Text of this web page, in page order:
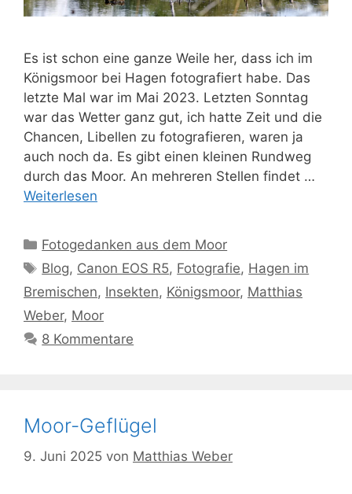
Es ist schon eine ganze Weile her, dass ich im
Königsmoor bei Hagen fotografiert habe. Das
letzte Mal war im Mai 2023. Letzten Sonntag
war das Wetter ganz gut, ich hatte Zeit und die
Chancen, Libellen zu fotografieren, waren ja
auch noch da. Es gibt einen kleinen Rundweg
durch das Moor. An mehreren Stellen findet …
Weiterlesen
Kategorien
Fotogedanken aus dem Moor
Schlagwörter
Blog, Canon EOS R5, Fotografie, Hagen im
Bremischen, Insekten, Königsmoor, Matthias
Weber, Moor
8 Kommentare
Moor-Geflügel
9. Juni 2025 von Matthias Weber